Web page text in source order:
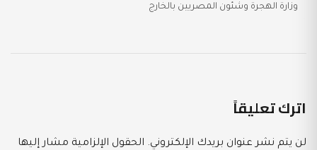
وزارة الهجرة وشئون المصريين بالخارج
اترك تعليقاً
لن يتم نشر عنوان بريدك الإلكتروني. الحقول الإلزامية مشار إليها